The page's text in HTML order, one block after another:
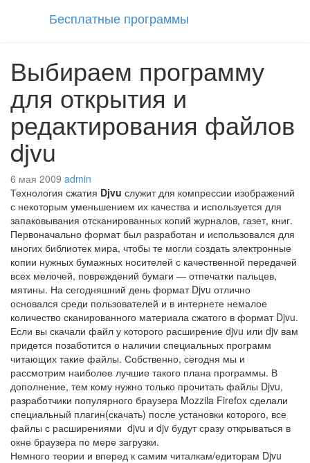
Бесплатные программы
Выбираем программу
для открытия и
редактирования файлов
djvu
6 мая 2009 admin
Технология сжатия Djvu служит для компрессии изображений
с некоторым уменьшением их качества и используется для
запаковывания отсканированных копий журналов, газет, книг.
Первоначально формат был разработан и использовался для
многих библиотек мира, чтобы те могли создать электронные
копии нужных бумажных носителей с качественной передачей
всех мелочей, повреждений бумаги — отпечатки пальцев,
мятины. На сегодняшний день формат Djvu отлично
основался среди пользователей и в интернете немалое
количество сканированного материала сжатого в формат Djvu.
Если вы скачали файл у которого расширение djvu или djv вам
придется позаботится о наличии специальных программ
читающих такие файлы. Собственно, сегодня мы и
рассмотрим наиболее лучшие такого плана программы. В
дополнение, тем кому нужно только прочитать файлы Djvu,
разработчики популярного браузера Mozzila Firefox сделали
специальный плагин(скачать) после установки которого, все
файлы с расширениями djvu и djv будут сразу открываться в
окне браузера по мере загрузки.
Немного теории и вперед к самим читалкам/едиторам Djvu